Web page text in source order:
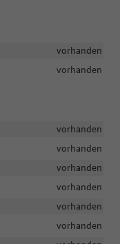
vorhanden
vorhanden
vorhanden
vorhanden
vorhanden
vorhanden
vorhanden
vorhanden